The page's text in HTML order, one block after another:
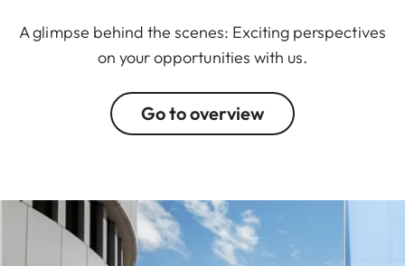
A glimpse behind the scenes: Exciting perspectives
on your opportunities with us.
Go to overview